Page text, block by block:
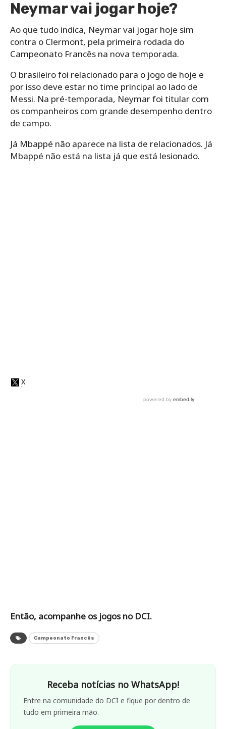
Neymar vai jogar hoje?
Ao que tudo indica, Neymar vai jogar hoje sim
contra o Clermont, pela primeira rodada do
Campeonato Francês na nova temporada.
O brasileiro foi relacionado para o jogo de hoje e
por isso deve estar no time principal ao lado de
Messi. Na pré-temporada, Neymar foi titular com
os companheiros com grande desempenho dentro
de campo.
Já Mbappé não aparece na lista de relacionados. Já
Mbappé não está na lista já que está lesionado.
Então, acompanhe os jogos no DCI.
Campeonato Francês
Receba notícias no WhatsApp!
Entre na comunidade do DCI e fique por dentro de
tudo em primeira mão.